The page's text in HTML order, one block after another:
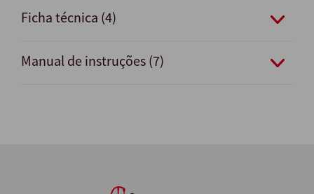
Ficha técnica (4)
Manual de instruções (7)